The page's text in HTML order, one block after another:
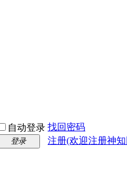
自动登录 找回密码
登录 注册(欢迎注册神